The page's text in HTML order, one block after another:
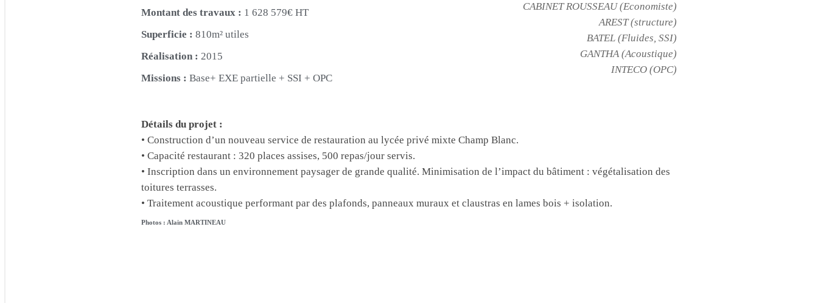
Montant des travaux : 1 628 579€ HT
Superficie : 810m² utiles
Réalisation : 2015
Missions : Base+ EXE partielle + SSI + OPC
CABINET ROUSSEAU (Economiste)
AREST (structure)
BATEL (Fluides, SSI)
GANTHA (Acoustique)
INTECO (OPC)
Détails du projet :
• Construction d’un nouveau service de restauration au lycée privé mixte Champ Blanc.
• Capacité restaurant : 320 places assises, 500 repas/jour servis.
• Inscription dans un environnement paysager de grande qualité. Minimisation de l’impact du bâtiment : végétalisation des
toitures terrasses.
• Traitement acoustique performant par des plafonds, panneaux muraux et claustras en lames bois + isolation.
Photos : Alain MARTINEAU